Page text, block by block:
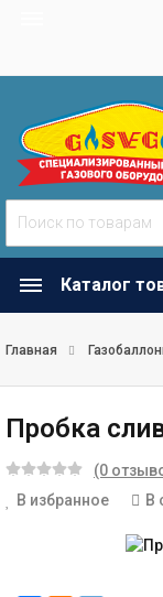
Каталог
Главная
Пробка
(0
В избранное
В